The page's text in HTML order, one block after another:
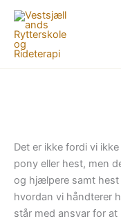
indholdet
Det er ikke fordi vi
pony eller hest, men
og hjælpere samt hest
hvordan vi håndterer
står med ansvar for